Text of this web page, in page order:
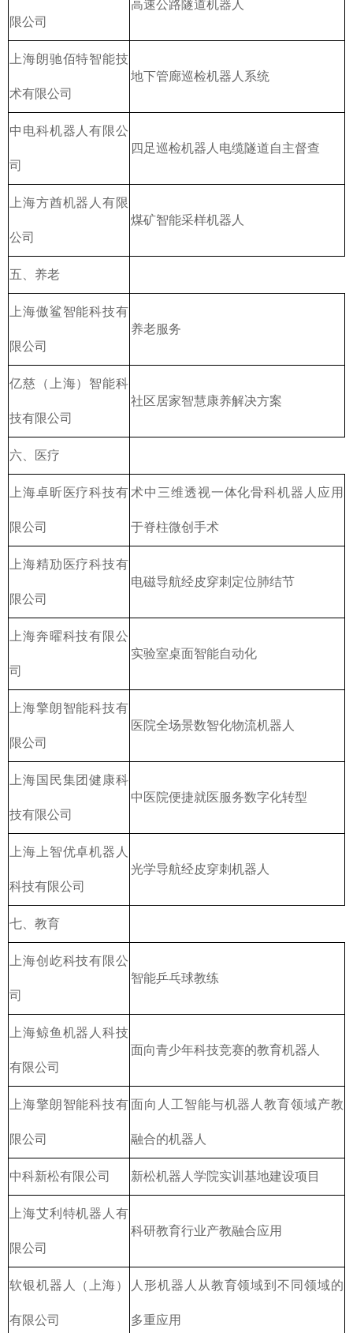
限公司
高速公路隧道机器人
上海朗驰佰特智能技
术有限公司
地下管廊巡检机器人系统
中电科机器人有限公
司
四足巡检机器人电缆隧道自主督查
上海方酋机器人有限
公司
煤矿智能采样机器人
五、养老
上海傲鲨智能科技有
限公司
养老服务
亿慈（上海）智能科
技有限公司
社区居家智慧康养解决方案
六、医疗
上海卓昕医疗科技有
限公司
术中三维透视一体化骨科机器人应用
于脊柱微创手术
上海精劢医疗科技有
限公司
电磁导航经皮穿刺定位肺结节
上海奔曜科技有限公
司
实验室桌面智能自动化
上海擎朗智能科技有
限公司
医院全场景数智化物流机器人
上海国民集团健康科
技有限公司
中医院便捷就医服务数字化转型
上海上智优卓机器人
科技有限公司
光学导航经皮穿刺机器人
七、教育
上海创屹科技有限公
司
智能乒乓球教练
上海鲸鱼机器人科技
有限公司
面向青少年科技竞赛的教育机器人
上海擎朗智能科技有
限公司
面向人工智能与机器人教育领域产教
融合的机器人
中科新松有限公司 新松机器人学院实训基地建设项目
上海艾利特机器人有
限公司
科研教育行业产教融合应用
软银机器人（上海）
有限公司
人形机器人从教育领域到不同领域的
多重应用